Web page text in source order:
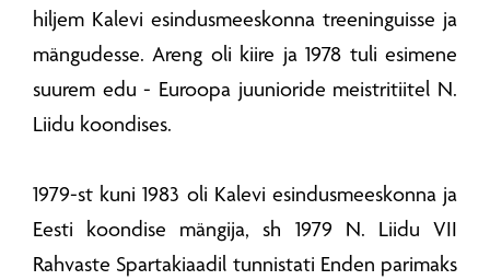
hiljem Kalevi esindusmeeskonna treeninguisse ja
mängudesse. Areng oli kiire ja 1978 tuli esimene
suurem edu - Euroopa juunioride meistritiitel N.
Liidu koondises.
1979-st kuni 1983 oli Kalevi esindusmeeskonna ja
Eesti koondise mängija, sh 1979 N. Liidu VII
Rahvaste Spartakiaadil tunnistati Enden parimaks